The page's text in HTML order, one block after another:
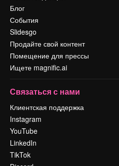
Блог
События
Slidesgo
Продайте свой контент
Помещение для прессы
Ищете magnific.ai
Связаться с нами
Клиентская поддержка
Instagram
YouTube
LinkedIn
TikTok